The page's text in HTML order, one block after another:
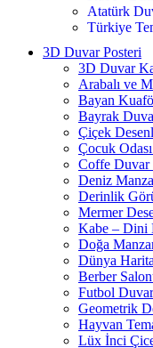
Atatürk
Türkiye
3D Duvar Posteri
3D Duvar
Arabalı ve
Bayan
Bayrak
Çiçek
Çocuk
Coffe Duvar
Deniz
Derinlik
Mermer
Kabe – Dini
Doğa
Dünya
Berber
Futbol Duvar
Geometrik
Hayvan
Lüx İnci